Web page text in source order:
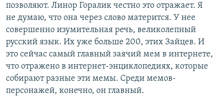
позволяют. Линор Горалик честно это отражает. Я
не думаю, что она через слово матерится. У нее
совершенно изумительная речь, великолепный
русский язык. Их уже больше 200, этих Зайцев. И
это сейчас самый главный заячий мем в интернете,
что отражено в интернет-энциклопедиях, которые
собирают разные эти мемы. Среди мемов-
персонажей, конечно, он главный.